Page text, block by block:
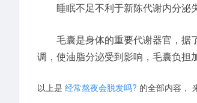
睡眠不足不利于新陈代谢内分泌
毛囊是身体的重要代谢器官，据
调，使油脂分泌受到影响，毛囊负担
以上是 经常熬夜会脱发吗? 的全部内容，